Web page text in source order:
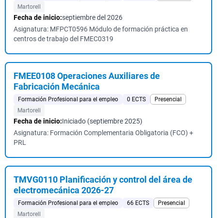
Martorell
Fecha de inicio:septiembre del 2026
Asignatura: MFPCT0596 Módulo de formación práctica en
centros de trabajo del FMEC0319
FMEE0108 Operaciones Auxiliares de
Fabricación Mecánica
Formación Profesional para el empleo 0 ECTS
Presencial
Martorell
Fecha de inicio:Iniciado (septiembre 2025)
Asignatura: Formación Complementaria Obligatoria (FCO) +
PRL
TMVG0110 Planificación y control del área de
electromecánica 2026-27
Formación Profesional para el empleo 66 ECTS
Presencial
Martorell